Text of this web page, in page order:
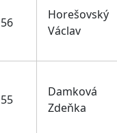
56
Horešovský
Václav
55
Damková
Zdeňka